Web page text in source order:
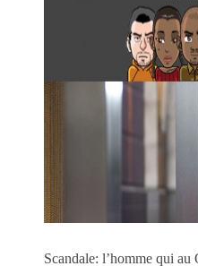
Scandale: l’homme qui au